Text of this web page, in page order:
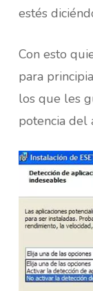
estés
Con esto
para
los que les
potencia del